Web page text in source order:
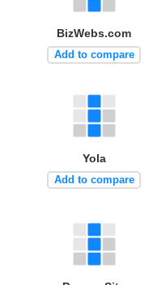
BizWebs.com
Add to compare
Yola
Add to compare